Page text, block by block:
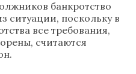
банкротство
ситуации, поскольку в
все требования,
считаются